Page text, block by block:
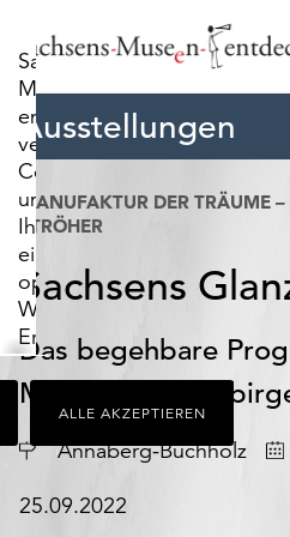
Sachsens-
Museen-
entdecken.de
verwendet
Cookies,
um
Ihnen
ein
optimales
Webseiten-
Erlebnis
zu
bieten.
Dazu
zählen
die
ALLE AKZEPTIEREN
Ausstellungen
MANUFAKTUR DER TRÄUME
STRÖHER
Sachsens
Das begehbare
Musikfest
Ort Annaberg-Buchholz
25.09.2022